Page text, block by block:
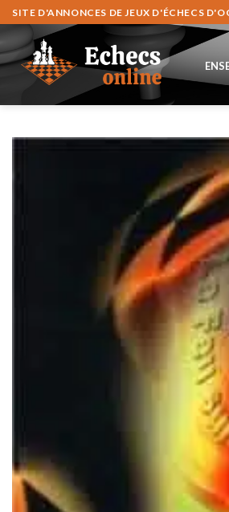
Fortsæt
til
indhold
SITE D'ANNONCES DE JEUX D'ÉCHECS